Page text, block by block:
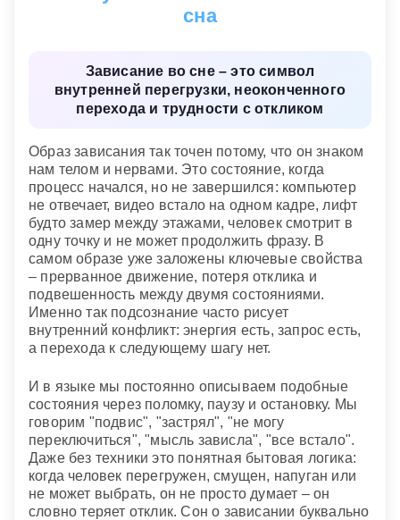
пересмотреть вводные данные и дождаться
Сонник «Гороскопы 365»
Необходимость посмотреть на ситуацию целиком,
не выхватывая фрагментов. Также
Сонник 2012
сна
Зависание во сне – это символ
внутренней перегрузки, неоконченного
перехода и трудности с откликом
Образ зависания так точен потому, что он знаком
нам телом и нервами. Это состояние, когда
процесс начался, но не завершился: компьютер
не отвечает, видео встало на одном кадре, лифт
будто замер между этажами, человек смотрит в
одну точку и не может продолжить фразу. В
самом образе уже заложены ключевые свойства
– прерванное движение, потеря отклика и
подвешенность между двумя состояниями.
Именно так подсознание часто рисует
внутренний конфликт: энергия есть, запрос есть,
а перехода к следующему шагу нет.
И в языке мы постоянно описываем подобные
состояния через поломку, паузу и остановку. Мы
говорим "подвис", "застрял", "не могу
переключиться", "мысль зависла", "все встало".
Даже без техники это понятная бытовая логика:
когда человек перегружен, смущен, напуган или
не может выбрать, он не просто думает – он
словно теряет отклик. Сон о зависании буквально